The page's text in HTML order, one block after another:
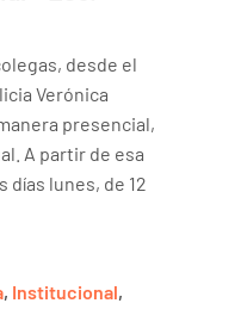
desde el
Verónica
presencial,
A partir de esa
lunes, de 12
, Institucional,